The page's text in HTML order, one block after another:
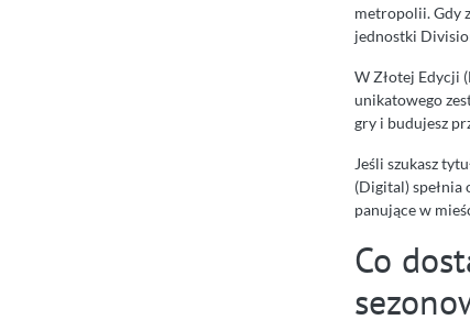
metropolii. Gdy
jednostki
W Złotej Edycji
unikatowego
gry i budujesz
Jeśli szukasz
(Digital) spełnia
panujące w
Co